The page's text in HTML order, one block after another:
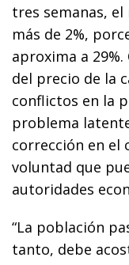
tres semanas,
más de 2%,
aproxima a
del precio de la
conflictos en la
problema
corrección en el
voluntad que
autoridades
“La población
tanto, debe